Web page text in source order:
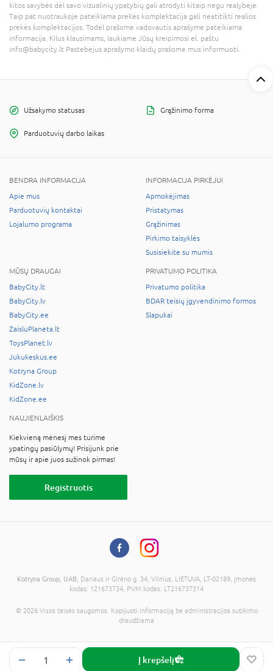
Į krepšelį
kitos savybės dėl savo vizualinių ypatybių gali atrodyti kitaip negu realybėje.
Taip pat nuotraukoje pateikiama prekės komplektacija gali neatitikti realios
prekės komplektacijos. Todėl prašome vadovautis aprašyme pateikiama
informacija. Kilus klausimams, laukiame Jūsų kreipimosi el. paštu
info@babycity.lt Pastebėjus aprašymo klaidų prašome mus informuoti.
Užsakymo statusas Grąžinimo forma
Parduotuvių darbo laikas
BENDRA INFORMACIJA
Apie mus
Parduotuvių kontaktai
Lojalumo programa
INFORMACIJA PIRKĖJUI
Apmokėjimas
Pristatymas
Grąžinimas
Pirkimo taisyklės
Susisiekite su mumis
MŪSŲ DRAUGAI
BabyCity.lt
BabyCity.lv
BabyCity.ee
ZaisluPlaneta.lt
ToysPlanet.lv
Jukukeskus.ee
Kotryna Group
KidZone.lv
KidZone.ee
PRIVATUMO POLITIKA
Privatumo politika
BDAR teisių įgyvendinimo formos
Slapukai
NAUJIENLAIŠKIS
Kiekvieną mėnesį mes turime
ypatingų pasiūlymų! Prisijunk prie
mūsų ir apie juos sužinok pirmas!
Registruotis
Kotryna Group, UAB , Dariaus ir Girėno g. 34, Vilnius, LIETUVA, LT-02189, Įmonės
kodas: 121673734, PVM kodas: LT216737314
© 2026 Visos teisės saugomos. Kopijuoti informaciją be administracijos sutikimo
draudžiama